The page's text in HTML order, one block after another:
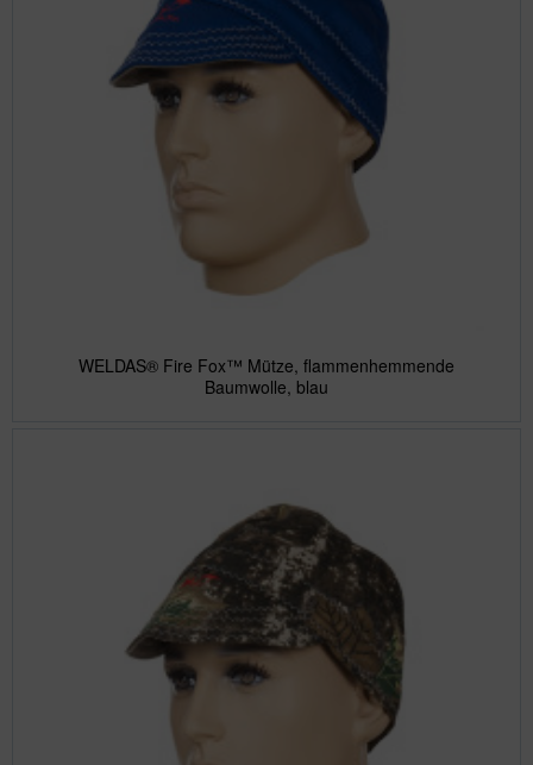
WELDAS® Fire Fox™ Mütze, flammenhemmende
Baumwolle, blau